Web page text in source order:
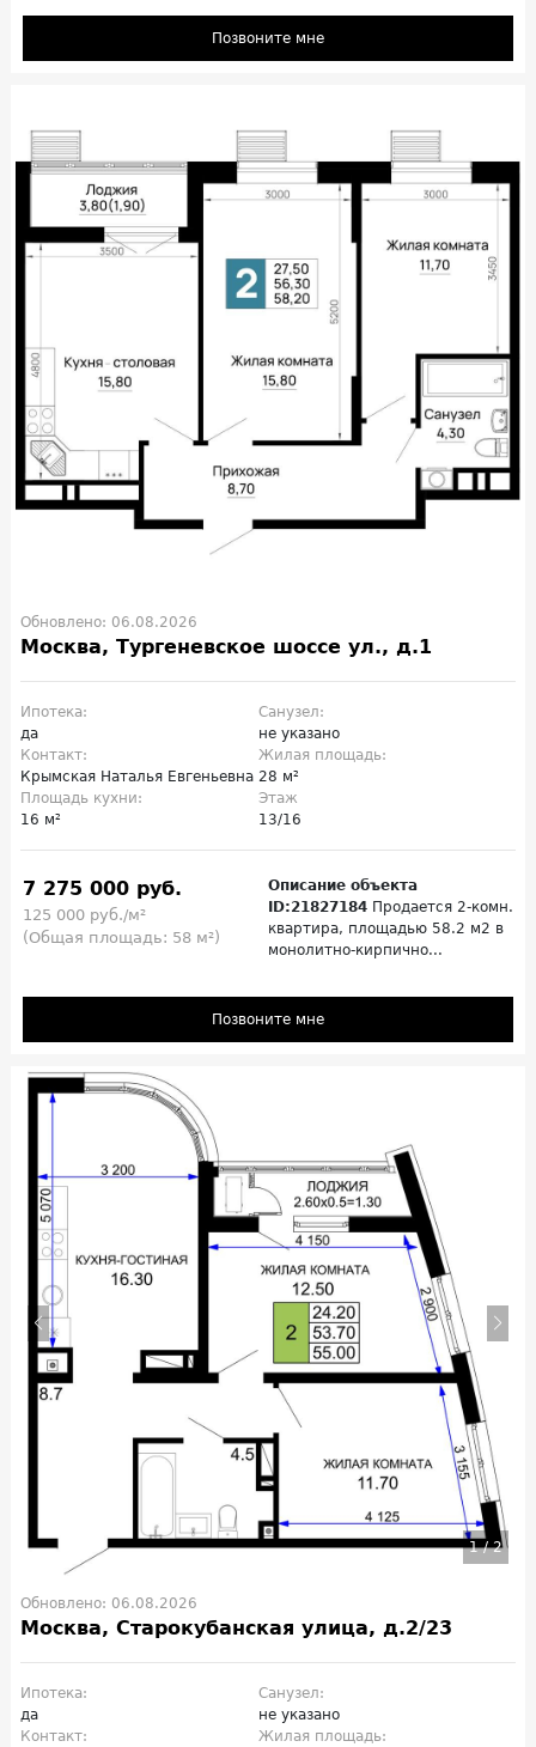
Позвоните мне
Обновлено: 06.08.2026
Москва, Тургеневское шоссе ул., д.1
Ипотека:
да
Санузел:
не указано
Контакт:
Крымская Наталья Евгеньевна
Жилая площадь:
28 м²
Площадь кухни:
16 м²
Этаж
13/16
7 275 000 руб.
125 000 руб./м²
(Общая площадь: 58 м²)
Описание объекта
ID:21827184 Продается 2-комн.
квартира, площадью 58.2 м2 в
монолитно-кирпично...
Позвоните мне
1/2
Обновлено: 06.08.2026
Москва, Старокубанская улица, д.2/23
Ипотека:
да
Санузел:
не указано
Контакт:
Жилая площадь: